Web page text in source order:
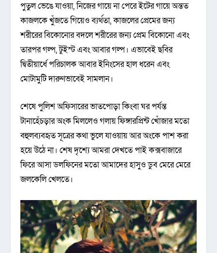
পুতুল ভেঙে যাওয়া, নিজের গায়ে না পেরে ইটের গায়ে অন্তত
কাজলকে খুঁজতে গিয়েও ব্যর্থতা, কাজলের প্রেমের জন্য
শরীরের বিকোনোর বদলে শরীরের জন্য প্রেম বিকোনো এবং
তারপর গল্প, টুইস্ট এবং আবার গল্প। এভাবেই ছবির
দ্বিতীয়ার্ধে পরিচালক আবার ইনিংসের হাল ধরেন এবং
মোটামুটি দারুণভাবেই সামলান।
শেষে পুলিশ অফিসারের ভাতপোড়া কিংবা ঘর পর্যন্ত
টানাহেঁচড়ার অংক মিললেও গলায় ফিঙ্গারপ্রিন্ট খোঁজার মতো
বহুলব্যবহৃত সূত্রের কথা ভুলে যাওয়ায় আর অংকে পাশ করা
হয়ে উঠে না। শেষ দৃশ্যে আমরা দেখতে পাই কক্সবাজারে
ফিরে আসা ডলফিনের মতো আমাদের হাসুও ডুব মেরে মেরে
জলকেলি খেলতে।